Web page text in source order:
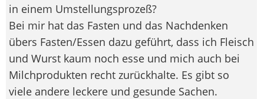
in einem Umstellungsprozeß?
Bei mir hat das Fasten und das Nachdenken
übers Fasten/Essen dazu geführt, dass ich Fleisch
und Wurst kaum noch esse und mich auch bei
Milchprodukten recht zurückhalte. Es gibt so
viele andere leckere und gesunde Sachen.